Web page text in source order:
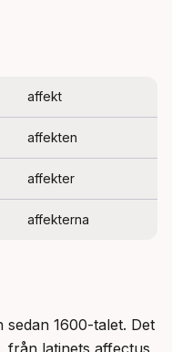
affekt
affekten
affekter
affekterna
1600-talet. Det
från latinets affectus,